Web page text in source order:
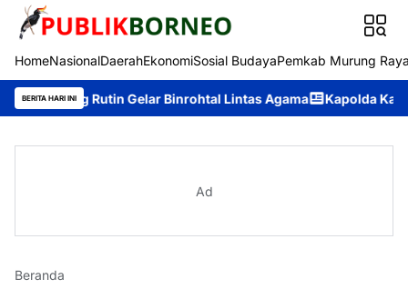
HomeNasionalDaerahEkonomiSosial BudayaPemkab Murung
BERITA HARI INI
Gelar Binrohtal Lintas Agama Kapolda Kalteng Dukung
Ad
Beranda